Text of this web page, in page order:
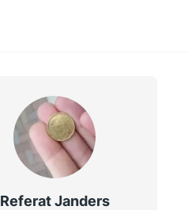
Referat Janders